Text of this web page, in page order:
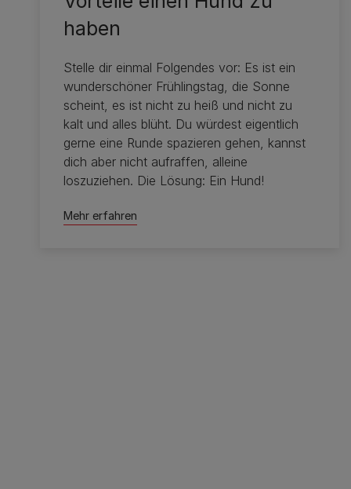
haben
Stelle dir einmal Folgendes vor: Es ist ein
wunderschöner Frühlingstag, die Sonne
scheint, es ist nicht zu heiß und nicht zu
kalt und alles blüht. Du würdest eigentlich
gerne eine Runde spazieren gehen, kannst
dich aber nicht aufraffen, alleine
loszuziehen. Die Lösung: Ein Hund!
Mehr erfahren